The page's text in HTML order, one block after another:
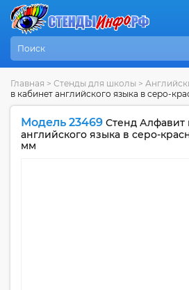
Главная > Стенды для школы >
в кабинет английского языка в серо-
Модель 23469 Стенд Алфавит
английского языка в серо-
мм